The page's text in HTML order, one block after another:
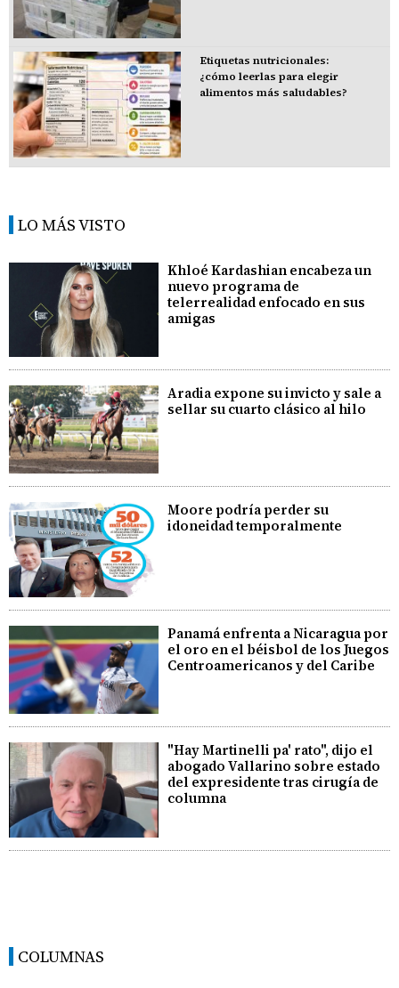
Etiquetas nutricionales:
¿cómo leerlas para elegir
alimentos más saludables?
LO MÁS VISTO
Khloé Kardashian encabeza un
nuevo programa de
telerrealidad enfocado en sus
amigas
Aradia expone su invicto y sale a
sellar su cuarto clásico al hilo
Moore podría perder su
idoneidad temporalmente
Panamá enfrenta a Nicaragua por
el oro en el béisbol de los Juegos
Centroamericanos y del Caribe
"Hay Martinelli pa' rato", dijo el
abogado Vallarino sobre estado
del expresidente tras cirugía de
columna
COLUMNAS